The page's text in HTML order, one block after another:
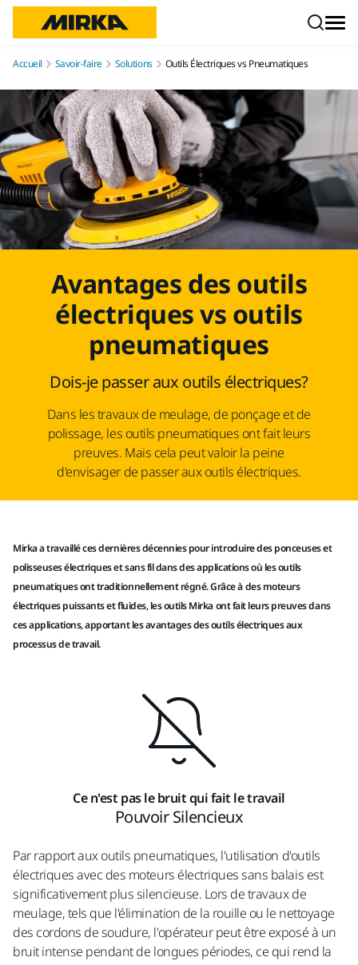
Accueil Savoir-faire Solutions Outils Électriques vs Pneumatiques
Avantages des outils
électriques vs outils
pneumatiques
Dois-je passer aux outils électriques?
Dans les travaux de meulage, de ponçage et de
polissage, les outils pneumatiques ont fait leurs
preuves. Mais cela peut valoir la peine
d'envisager de passer aux outils électriques.
Mirka a travaillé ces dernières décennies pour introduire des ponceuses et
polisseuses électriques et sans fil dans des applications où les outils
pneumatiques ont traditionnellement régné. Grâce à des moteurs
électriques puissants et fluides, les outils Mirka ont fait leurs preuves dans
ces applications, apportant les avantages des outils électriques aux
processus de travail.
Ce n'est pas le bruit qui fait le travail
Pouvoir Silencieux
Par rapport aux outils pneumatiques, l'utilisation d'outils
électriques avec des moteurs électriques sans balais est
significativement plus silencieuse. Lors de travaux de
meulage, tels que l'élimination de la rouille ou le nettoyage
des cordons de soudure, l'opérateur peut être exposé à un
bruit intense pendant de longues périodes, ce qui rend la